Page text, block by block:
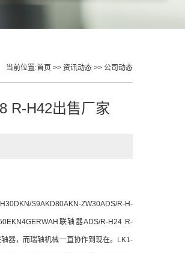
当前位置:首页 >> 资讯动态 >> 公司动态
R-H42出售厂家
S9AKD80AKN-ZW30ADS/R-H-
联轴器ADS/R-H24 R-
器，而瑞轴机械一直协作到现在。LK1-